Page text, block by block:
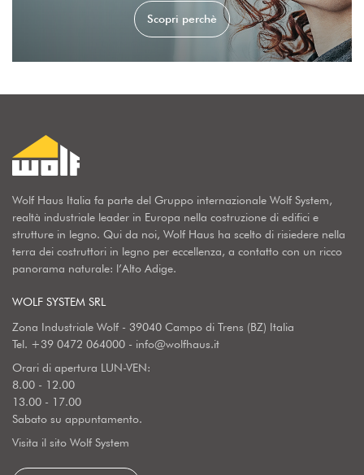
Scopri perchè
Wolf Haus Italia fa parte del Gruppo internazionale Wolf System,
realtà industriale leader in Europa nella costruzione di edifici e
strutture in legno. Qui da noi, Wolf Haus ha scelto di risiedere nella
terra dei costruttori in legno per eccellenza, a contatto con un ricco
panorama naturale: l’Alto Adige.
WOLF SYSTEM SRL
Zona Industriale Wolf - 39040 Campo di Trens (BZ) Italia
Tel. +39 0472 064000 - info@wolfhaus.it
Orari di apertura LUN-VEN:
8.00 - 12.00
13.00 - 17.00
Sabato su appuntamento.
Visita il sito Wolf System